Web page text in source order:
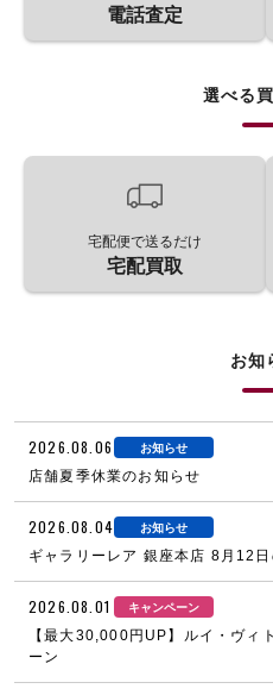
電話査定
選べる
宅配便で送るだけ
宅配買取
お知
2026.08.06 お知らせ
店舗夏季休業のお知らせ
2026.08.04 お知らせ
ギャラリーレア 銀座本店 8月12
2026.08.01 キャンペーン
【最大30,000円UP】ルイ・ヴィ
ーン